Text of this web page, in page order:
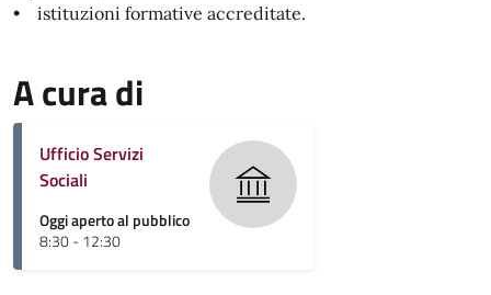
• istituzioni formative accreditate.
A cura di
Ufficio Servizi
Sociali
Oggi aperto al pubblico
8:30 - 12:30